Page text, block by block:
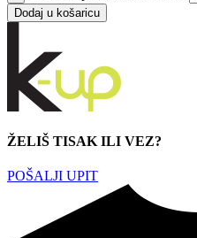
Dodaj u košaricu
ŽELIŠ TISAK ILI VEZ?
POŠALJI UPIT